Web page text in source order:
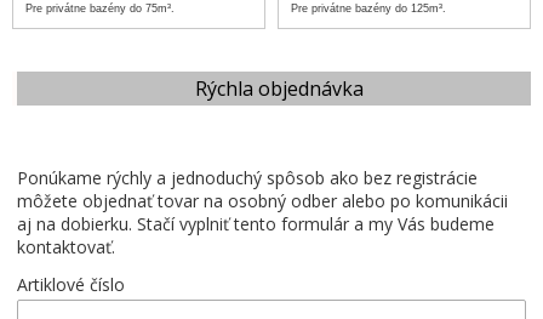
Rýchla objednávka
Ponúkame rýchly a jednoduchý spôsob ako bez registrácie
môžete objednať tovar na osobný odber alebo po komunikácii
aj na dobierku. Stačí vyplniť tento formulár a my Vás budeme
kontaktovať.
Artiklové číslo
Pre privátne bazény do 75m³. Pre privátne bazény do 125m³.